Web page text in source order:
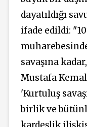
dayatıldığı
ifade edildi:
savaşına
Mustafa
'Kurtuluş
birlik ve